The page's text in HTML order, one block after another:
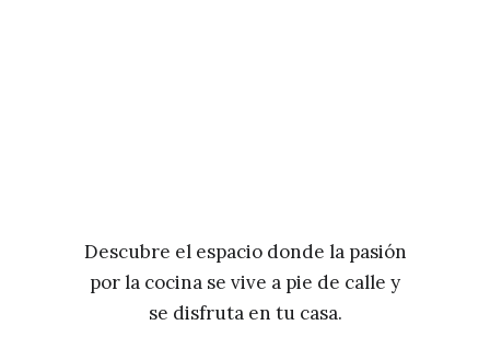
Descubre el espacio donde la pasión
por la cocina se vive a pie de calle y
se disfruta en tu casa.